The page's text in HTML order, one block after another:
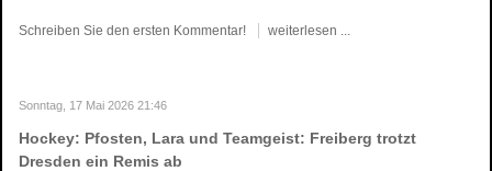
Schreiben Sie den ersten Kommentar! weiterlesen ...
Sonntag, 17 Mai 2026 21:46
Hockey: Pfosten, Lara und Teamgeist: Freiberg trotzt
Dresden ein Remis ab